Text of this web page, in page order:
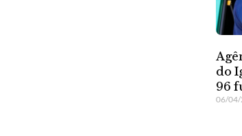
do
96
06/